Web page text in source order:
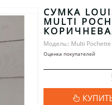
СУМКА
MULTI
Модель:: Multi Pochette
Оценка покупателей